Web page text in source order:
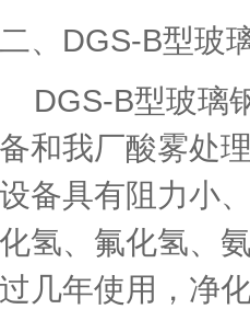
二、DGS-B型玻
DGS-B型玻璃
备和我厂酸雾处
设备具有阻力小
化氢、氟化氢、
过几年使用，净